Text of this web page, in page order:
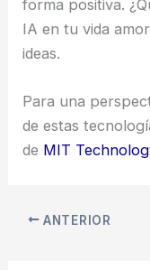
forma positiva.
IA en tu vida
ideas.
Para una
de estas
de MIT
ANTERIOR